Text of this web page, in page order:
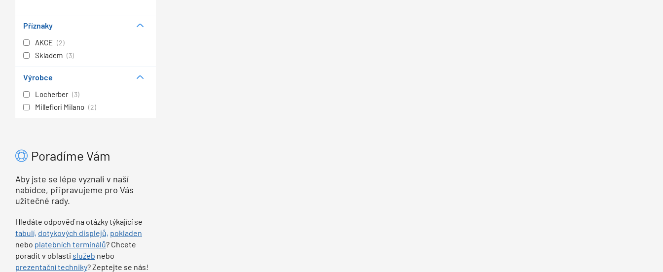
Příznaky
AKCE (2)
Skladem (3)
Výrobce
Locherber (3)
Millefiori Milano (2)
Poradíme Vám
Aby jste se lépe vyznali v naší
nabídce, připravujeme pro Vás
užitečné rady.
Hledáte odpověď na otázky týkající se
tabulí, dotykových displejů, pokladen
nebo platebních terminálů? Chcete
poradit v oblasti služeb nebo
prezentační techniky? Zeptejte se nás!